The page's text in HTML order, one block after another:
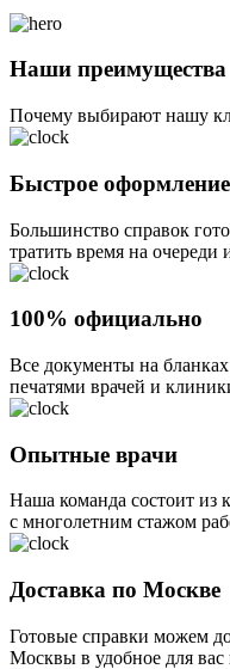
Наши преимущества
Почему выбирают нашу
Быстрое оформление
Большинство справок
тратить время на
100% официально
Все документы на
печатями врачей и
Опытные врачи
Наша команда состоит из
с многолетним стажом
Доставка по Москве
Готовые справки можем
Москвы в удобное для вас